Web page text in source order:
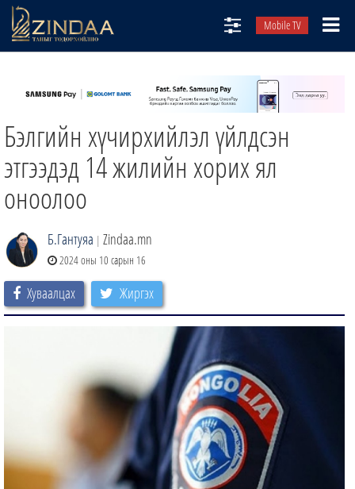
Mobile TV
ТВ8
ӨГЛӨӨНИЙ СОНИН
ЗИНДАА СЭТГҮҮЛ
Бэлгийн хүчирхийлэл үйлдсэн
этгээдэд 14 жилийн хорих ял
оноолоо
Б.Гантуяа | Zindaa.mn
2024 оны 10 сарын 16
Хуваалцах Жиргэх